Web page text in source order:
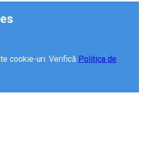
cookie-uri. Verifică Politica de